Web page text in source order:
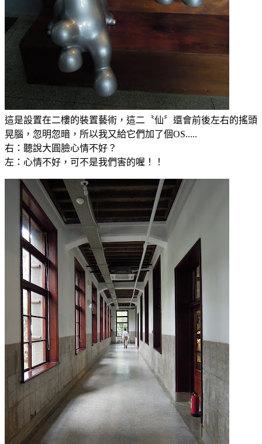
這是設置在二樓的裝置藝術，這二〝仙〞還會前後左右的搖頭
晃腦，忽明忽暗，所以我又給它們加了個OS.....
右：聽說大圓臉心情不好？
左：心情不好，可不是我們害的喔！！